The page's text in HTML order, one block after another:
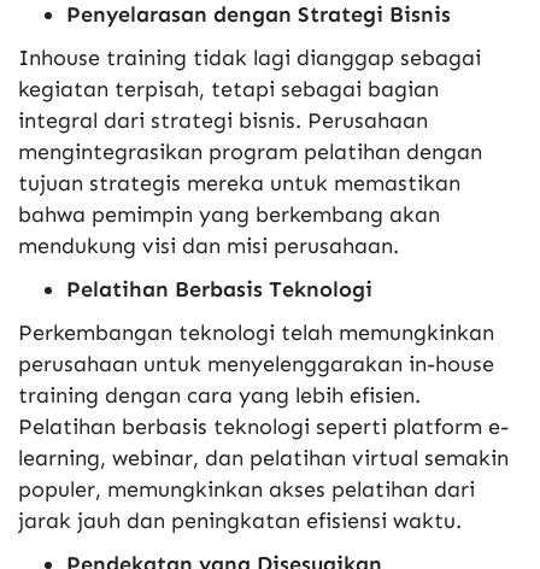
Penyelarasan dengan Strategi Bisnis
Inhouse training tidak lagi dianggap sebagai
kegiatan terpisah, tetapi sebagai bagian
integral dari strategi bisnis. Perusahaan
mengintegrasikan program pelatihan dengan
tujuan strategis mereka untuk memastikan
bahwa pemimpin yang berkembang akan
mendukung visi dan misi perusahaan.
Pelatihan Berbasis Teknologi
Perkembangan teknologi telah memungkinkan
perusahaan untuk menyelenggarakan in-house
training dengan cara yang lebih efisien.
Pelatihan berbasis teknologi seperti platform e-
learning, webinar, dan pelatihan virtual semakin
populer, memungkinkan akses pelatihan dari
jarak jauh dan peningkatan efisiensi waktu.